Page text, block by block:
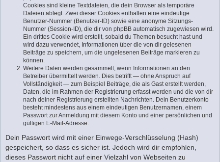
Cookies sind kleine Textdateien, die dein Browser als temporäre
Dateien ablegt. Zwei dieser Cookies enthalten eine eindeutige
Benutzer-Nummer (Benutzer-ID) sowie eine anonyme Sitzungs-
Nummer (Session-ID), die dir von phpBB automatisch zugewiesen wird.
Ein drittes Cookie wird erstellt, sobald du Themen besucht hast und
wird dazu verwendet, Informationen über die von dir gelesenen
Beiträge zu speichern, um die ungelesenen Beiträge markieren zu
können.
Weitere Daten werden gesammelt, wenn Informationen an den
Betreiber übermittelt werden. Dies betrifft — ohne Anspruch auf
Vollständigkeit — zum Beispiel Beiträge, die als Gast erstellt werden,
Daten, die im Rahmen der Registrierung erfasst werden und die von dir
nach deiner Registrierung erstellten Nachrichten. Dein Benutzerkonto
besteht mindestens aus einem eindeutigen Benutzernamen, einem
Passwort zur Anmeldung mit diesem Konto und einer persönlichen und
gültigen E-Mail-Adresse.
Dein Passwort wird mit einer Einwege-Verschlüsselung (Hash)
gespeichert, so dass es sicher ist. Jedoch wird dir empfohlen,
dieses Passwort nicht auf einer Vielzahl von Webseiten zu